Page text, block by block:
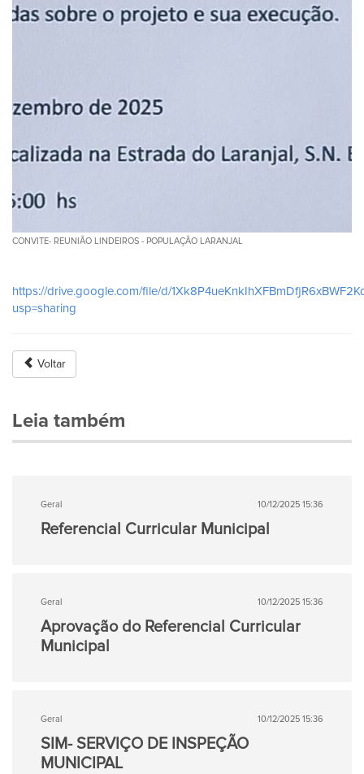
CONVITE- REUNIÃO LINDEIROS - POPULAÇÃO LARANJAL
https://drive.google.com/file/d/
usp=sharing
Voltar
Leia também
Geral 10/12/2025 15:36
Referencial Curricular Municipal
Geral 10/12/2025 15:36
Aprovação do Referencial Curricular
Municipal
Geral 10/12/2025 15:36
SIM- SERVIÇO DE INSPEÇÃO
MUNICIPAL